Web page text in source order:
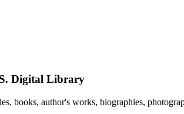
Digital Library
books, author's works, biographies,